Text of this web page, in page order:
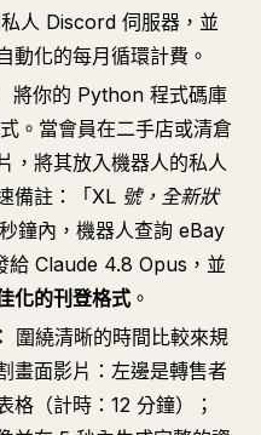
人 Discord 伺服器，並
動化的每月循環計費。
將你的 Python 程式碼庫
。當會員在二手店或清倉
，將其放入機器人的私人
備註：「XL 號，全新狀
鐘內，機器人查詢 eBay
給 Claude 4.8 Opus，並
化的刊登格式 。
圍繞清晰的時間比較來規
畫面影片：左邊是轉售者
格（計時：12 分鐘）；